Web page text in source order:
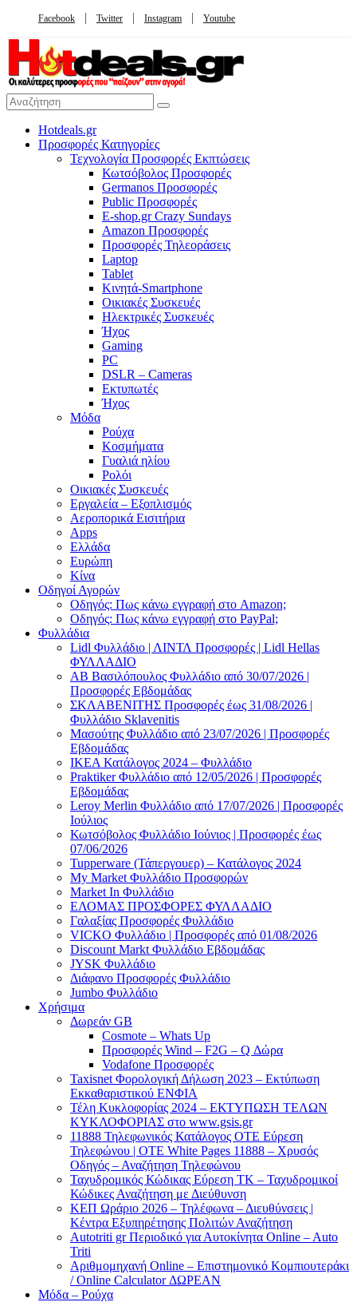
Facebook Twitter Instagram Youtube
Hotdeals.gr
Προσφορές Κατηγορίες
Τεχνολογία Προσφορές Εκπτώσεις
Κωτσόβολος Προσφορές
Germanos Προσφορές
Public Προσφορές
E-shop.gr Crazy Sundays
Amazon Προσφορές
Προσφορές Τηλεοράσεις
Laptop
Tablet
Κινητά-Smartphone
Οικιακές Συσκευές
Hλεκτρικές Συσκευές
Ήχος
Gaming
PC
DSLR – Cameras
Εκτυπωτές
Ήχος
Μόδα
Ρούχα
Κοσμήματα
Γυαλιά ηλίου
Ρολόι
Οικιακές Συσκευές
Εργαλεία – Εξοπλισμός
Αεροπορικά Εισιτήρια
Apps
Ελλάδα
Ευρώπη
Κίνα
Οδηγοί Αγορών
Οδηγός: Πως κάνω εγγραφή στο Amazon;
Οδηγός: Πως κάνω εγγραφή στο PayPal;
Φυλλάδια
Lidl Φυλλάδιο | ΛΙΝΤΛ Προσφορές | Lidl Hellas
ΦΥΛΛΑΔΙΟ
AB Βασιλόπουλος Φυλλάδιο από 30/07/2026 |
Προσφορές Εβδομάδας
ΣΚΛΑΒΕΝΙΤΗΣ Προσφορές έως 31/08/2026 |
Φυλλάδιο Sklavenitis
Μασούτης Φυλλάδιο από 23/07/2026 | Προσφορές
Εβδομάδας
ΙΚΕΑ Κατάλογος 2024 – Φυλλάδιο
Praktiker Φυλλάδιο από 12/05/2026 | Προσφορές
Εβδομάδας
Leroy Merlin Φυλλάδιο από 17/07/2026 | Προσφορές
Ιούλιος
Κωτσόβολος Φυλλάδιο Ιούνιος | Προσφορές έως
07/06/2026
Tupperware (Τάπεργουερ) – Κατάλογος 2024
My Market Φυλλάδιο Προσφορών
Market In Φυλλάδιο
ΕΛΟΜΑΣ ΠΡΟΣΦΟΡΕΣ ΦΥΛΛΑΔΙΟ
Γαλαξίας Προσφορές Φυλλάδιο
VICKO Φυλλάδιο | Προσφορές από 01/08/2026
Discount Markt Φυλλάδιο Εβδομάδας
JYSK Φυλλάδιο
Διάφανο Προσφορές Φυλλάδιο
Jumbo Φυλλάδιο
Χρήσιμα
Δωρεάν GB
Cosmote – Whats Up
Προσφορές Wind – F2G – Q Δώρα
Vodafone Προσφορές
Taxisnet Φορολογική Δήλωση 2023 – Εκτύπωση
Εκκαθαριστικού EΝΦΙΑ
Τέλη Kυκλοφορίας 2024 – ΕΚΤΥΠΩΣΗ ΤΕΛΩΝ
ΚΥΚΛΟΦΟΡΙΑΣ στο www.gsis.gr
11888 Τηλεφωνικός Κατάλογος ΟΤΕ Εύρεση
Τηλεφώνου | OTE White Pages 11888 – Χρυσός
Οδηγός – Αναζήτηση Τηλεφώνου
Ταχυδρομικός Κώδικας Εύρεση ΤΚ – Ταχυδρομικοί
Κώδικες Αναζήτηση με Διεύθυνση
ΚΕΠ Ωράριο 2026 – Τηλέφωνα – Διευθύνσεις |
Κέντρα Εξυπηρέτησης Πολιτών Αναζήτηση
Autotriti gr Περιοδικό για Αυτοκίνητα Online – Auto
Triti
Αριθμομηχανή Online – Επιστημονικό Κομπιουτεράκι
/ Online Calculator ΔΩΡΕΑΝ
Μόδα – Ρούχα